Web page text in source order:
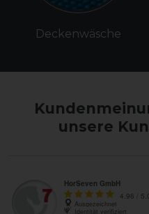
Deckenwäsche
unsere